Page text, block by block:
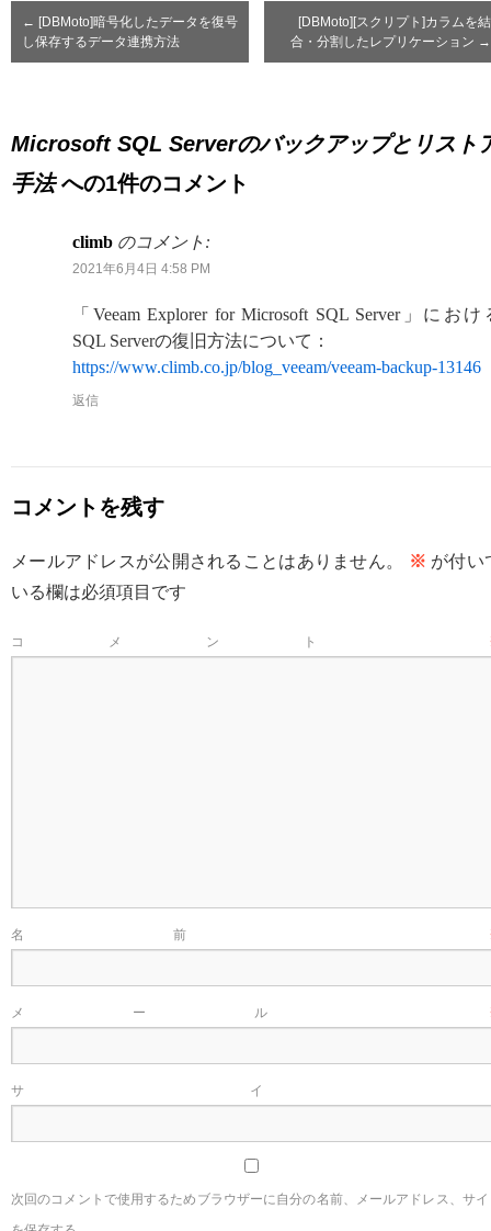
← [DBMoto]暗号化したデータを復号
し保存するデータ連携方法
[DBMoto][スクリプト]カラムを結
合・分割したレプリケーション →
Microsoft SQL Serverのバックアップとリスト
手法への1件のコメント
climb のコメント:
2021年6月4日 4:58 PM
「Veeam Explorer for Microsoft SQL Server」におけ
SQL Serverの復旧方法について：
https://www.climb.co.jp/blog_veeam/veeam-backup-13146
返信
コメントを残す
メールアドレスが公開されることはありません。 ※ が付い
いる欄は必須項目です
コメント
名前
メール
サイ
次回のコメントで使用するためブラウザーに自分の名前、メールアドレス、サ